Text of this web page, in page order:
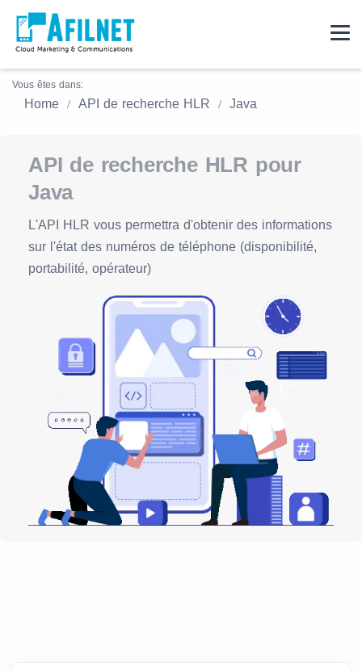
Vous êtes dans:
Home API de recherche HLR Java
API de recherche HLR pour
Java
L'API HLR vous permettra d'obtenir des informations
sur l'état des numéros de téléphone (disponibilité,
portabilité, opérateur)